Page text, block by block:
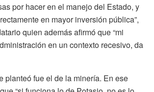
por hacer en el manejo del Estado, y
en mayor inversión pública”,
quien además afirmó que “mi
en un contexto recesivo, da
planteó fue el de la minería. En ese